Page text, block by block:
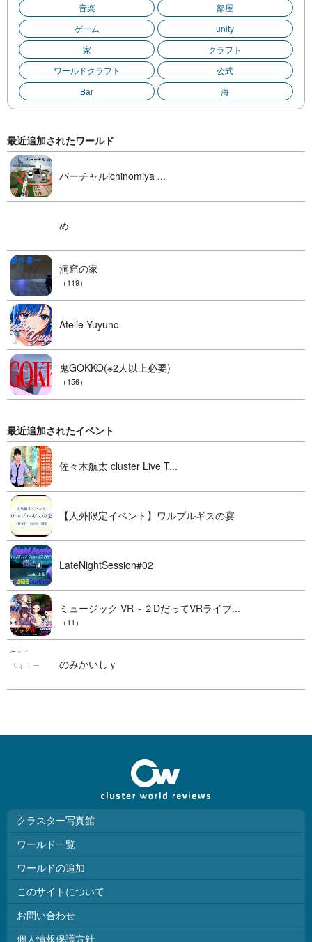
音楽
部屋
ゲーム
unity
家
クラフト
ワールドクラフト
公式
Bar
海
最近追加されたワールド
バーチャルichinomiya ...
め
洞窟の家
（119）
Atelie Yuyuno
鬼GOKKO(※2人以上必要)
（156）
最近追加されたイベント
佐々木航太 cluster Live T...
【人外限定イベント】ワルプルギスの宴
LateNightSession#02
ミュージック VR～２DだってVRライブ...
（11）
のみかいしｙ
クラスター写真館
ワールド一覧
ワールドの追加
このサイトについて
お問い合わせ
個人情報保護方針